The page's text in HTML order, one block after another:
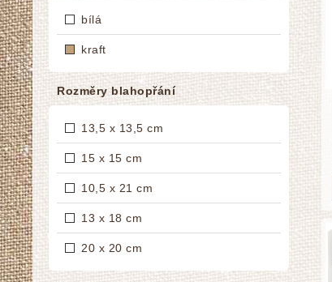
bílá
kraft
Rozměry blahopřání
13,5 x 13,5 cm
15 x 15 cm
10,5 x 21 cm
13 x 18 cm
20 x 20 cm